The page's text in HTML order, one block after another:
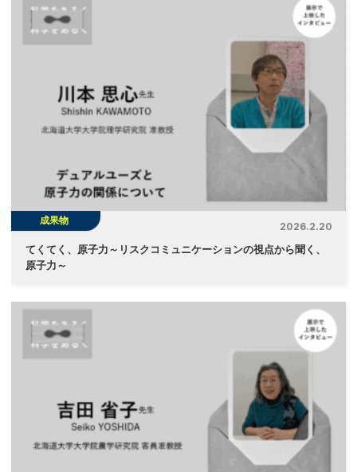
成果物
2026.2.20
てくてく、原子力～リスクコミュニケーションの視点から聞く、
原子力～